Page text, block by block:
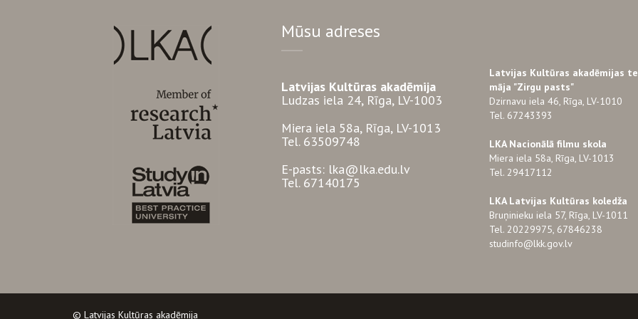
Mūsu adreses
Latvijas Kultūras akadēmija
Ludzas iela 24, Rīga, LV-1003
Miera iela 58a, Rīga, LV-1013
Tel. 63509748
E-pasts: lka@lka.edu.lv
Tel. 67140175
Latvijas Kultūras akadēmijas
māja "Zirgu pasts"
Dzirnavu iela 46, Rīga, LV-1010
Tel. 67243393
LKA Nacionālā filmu skola
Miera iela 58a, Rīga, LV-1013
Tel. 29417112
LKA Latvijas Kultūras koledža
Bruņinieku iela 57, Rīga, LV-1011
Tel. 20229975, 67846238
studinfo@lkk.gov.lv
© Latvijas Kultūras akadēmija